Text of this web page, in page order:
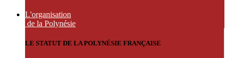
L'organisation
de la Polynésie
LE STATUT DE LA POLYNÉSIE FRANÇAISE